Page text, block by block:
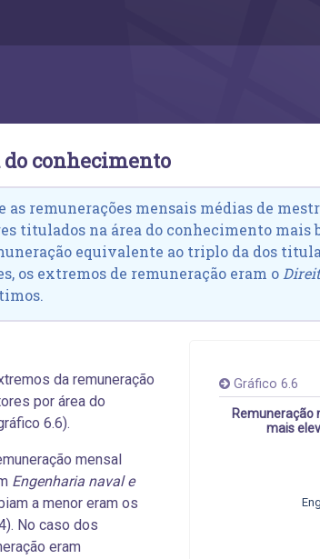
por área do conhecimento
do conhecimento
as remunerações mensais médias de
titulados na área do conhecimento mais
equivalente ao triplo da dos
os extremos de remuneração eram o
da remuneração
por área do
6.6).
mensal
Engenharia naval e
a menor eram os
No caso dos
eram
Gráfico 6.6
Remuneração
mais